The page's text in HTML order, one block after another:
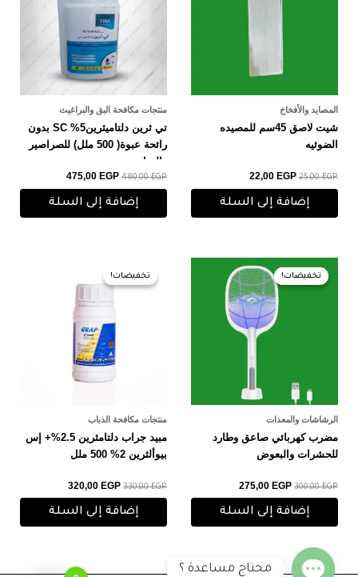
المصايد والأفخاخ
شيت لاصق 45سم للمصيده
الضوئيه
25,00EGP
22,00 EGP
إضافة إلى السلة
منتجات مكافحة البق والبراغيث
تي ثرين دلتاميثرين5% SC بدون
رائحة عبوة( 500 ملل) للصراصير
والنمل
480,00EGP
475,00 EGP
إضافة إلى السلة
تخفيضات!
تخفيضات!
الرشاشات والمعدات
مضرب كهربائي صاعق وطارد
للحشرات والبعوض
300,00EGP
السعر
الأصلي
هو:
300,00 EGP.
275,00 EGP
السعر
الحالي
هو:
275,00 EGP.
إضافة إلى السلة
تخفيضات!
تخفيضات!
منتجات مكافحة الذباب
مبيد جراب دلتامثرين 2.5%+ إس
بيوألثرين 2% 500 ملل
330,00EGP
الأصلي
هو:
320,00 EGP
إضافة إلى السلة
محتاج مساعدة ؟